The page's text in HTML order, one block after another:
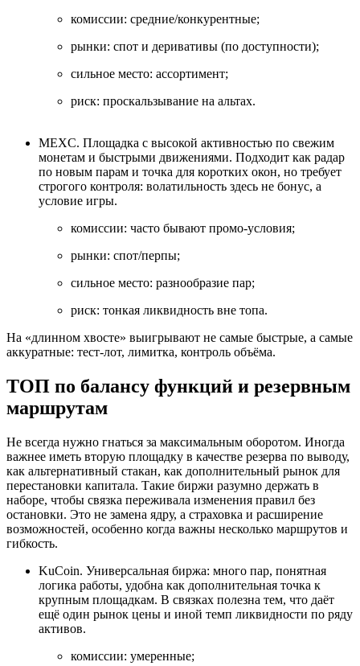
комиссии: средние/конкурентные;
рынки: спот и деривативы (по доступности);
сильное место: ассортимент;
риск: проскальзывание на альтах.
MEXC. Площадка с высокой активностью по свежим
монетам и быстрыми движениями. Подходит как радар
по новым парам и точка для коротких окон, но требует
строгого контроля: волатильность здесь не бонус, а
условие игры.
комиссии: часто бывают промо-условия;
рынки: спот/перпы;
сильное место: разнообразие пар;
риск: тонкая ликвидность вне топа.
На «длинном хвосте» выигрывают не самые быстрые, а самые
аккуратные: тест-лот, лимитка, контроль объёма.
ТОП по балансу функций и резервным
маршрутам
Не всегда нужно гнаться за максимальным оборотом. Иногда
важнее иметь вторую площадку в качестве резерва по выводу,
как альтернативный стакан, как дополнительный рынок для
перестановки капитала. Такие биржи разумно держать в
наборе, чтобы связка переживала изменения правил без
остановки. Это не замена ядру, а страховка и расширение
возможностей, особенно когда важны несколько маршрутов и
гибкость.
KuCoin. Универсальная биржа: много пар, понятная
логика работы, удобна как дополнительная точка к
крупным площадкам. В связках полезна тем, что даёт
ещё один рынок цены и иной темп ликвидности по ряду
активов.
комиссии: умеренные;